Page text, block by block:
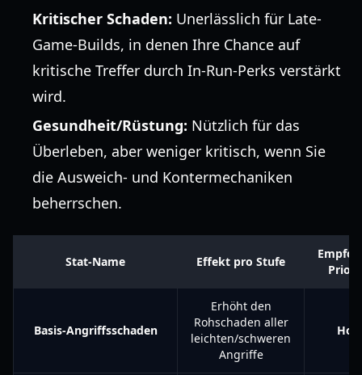
Kritischer Schaden: Unerlässlich für Late-
Game-Builds, in denen Ihre Chance auf
kritische Treffer durch In-Run-Perks verstärkt
wird.
Gesundheit/Rüstung: Nützlich für das
Überleben, aber weniger kritisch, wenn Sie
die Ausweich- und Kontermechaniken
beherrschen.
Stat-Name Effekt pro Stufe
Basis-Angriffsschaden
Erhöht den
Rohschaden aller
leichten/schweren
Angriffe